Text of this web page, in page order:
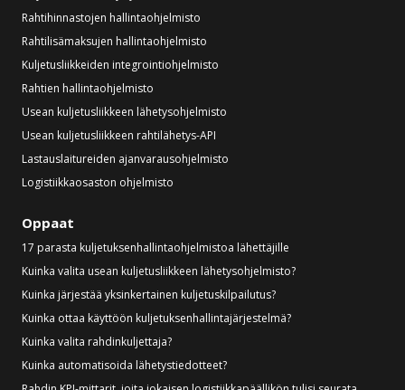
Rahtihinnastojen hallintaohjelmisto
Rahtilisämaksujen hallintaohjelmisto
Kuljetusliikkeiden integrointiohjelmisto
Rahtien hallintaohjelmisto
Usean kuljetusliikkeen lähetysohjelmisto
Usean kuljetusliikkeen rahtilähetys-API
Lastauslaitureiden ajanvarausohjelmisto
Logistiikkaosaston ohjelmisto
Oppaat
17 parasta kuljetuksenhallintaohjelmistoa lähettäjille
Kuinka valita usean kuljetusliikkeen lähetysohjelmisto?
Kuinka järjestää yksinkertainen kuljetuskilpailutus?
Kuinka ottaa käyttöön kuljetuksenhallintajärjestelmä?
Kuinka valita rahdinkuljettaja?
Kuinka automatisoida lähetystiedotteet?